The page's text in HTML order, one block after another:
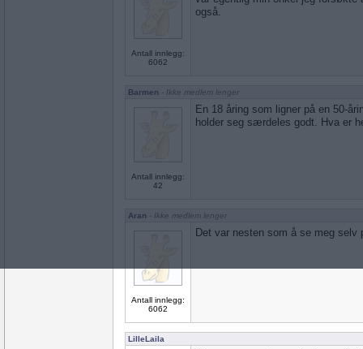
Antall innlegg:
6062
også.
Barmen - Ikke medlem lenger
Antall innlegg:
42
En 18 åring som ligner på en 50-
holder seg særdeles godt. Hva er
Aran - Ikke medlem lenger
Antall innlegg:
6062
Det var nesten som å se meg selv
LilleLaila